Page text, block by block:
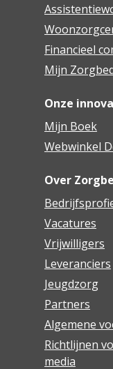
Financieel
Mijn
Onze
Mijn Boek
Webwinkel
Over
Vacatures
Vrijwilligers
Leveranciers
Jeugdzorg
Partners
Algemene
Richtlijnen
media